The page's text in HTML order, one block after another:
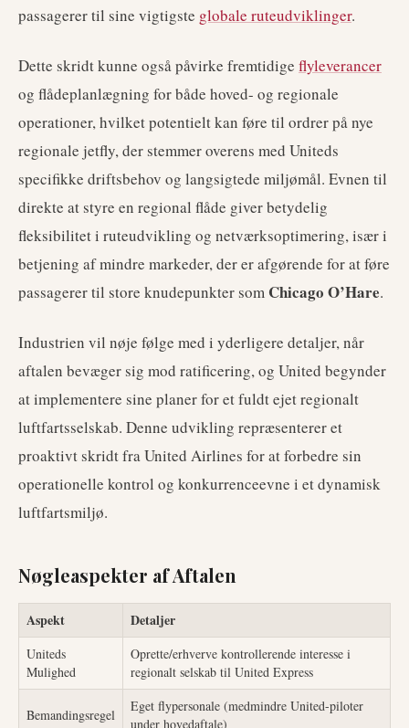
passagerer til sine vigtigste globale ruteudviklinger.
Dette skridt kunne også påvirke fremtidige flyleverancer
og flådeplanlægning for både hoved- og regionale
operationer, hvilket potentielt kan føre til ordrer på nye
regionale jetfly, der stemmer overens med Uniteds
specifikke driftsbehov og langsigtede miljømål. Evnen til
direkte at styre en regional flåde giver betydelig
fleksibilitet i ruteudvikling og netværksoptimering, især i
betjening af mindre markeder, der er afgørende for at føre
passagerer til store knudepunkter som Chicago O’Hare.
Industrien vil nøje følge med i yderligere detaljer, når
aftalen bevæger sig mod ratificering, og United begynder
at implementere sine planer for et fuldt ejet regionalt
luftfartsselskab. Denne udvikling repræsenterer et
proaktivt skridt fra United Airlines for at forbedre sin
operationelle kontrol og konkurrenceevne i et dynamisk
luftfartsmiljø.
Nøgleaspekter af Aftalen
Aspekt Detaljer
Uniteds
Mulighed
Oprette/erhverve kontrollerende interesse i
regionalt selskab til United Express
Bemandingsregel
Eget flypersonale (medmindre United-piloter
under hovedaftale)